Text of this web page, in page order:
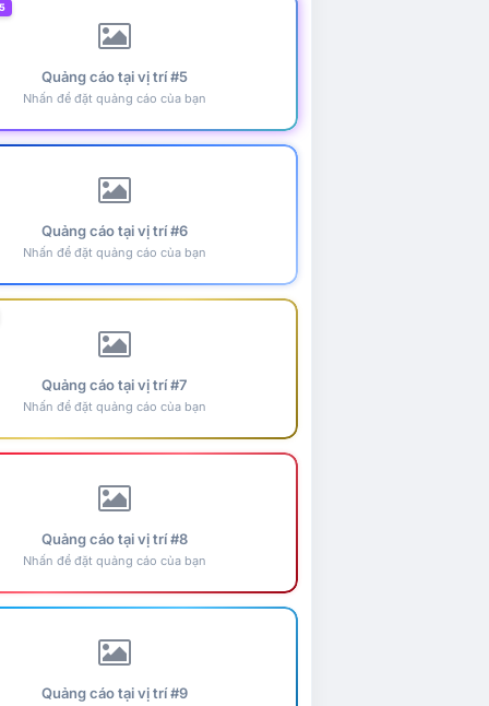
Quảng cáo tại vị trí #5
Nhấn để đặt quảng cáo của bạn
Quảng cáo tại vị trí #6
Nhấn để đặt quảng cáo của bạn
Quảng cáo tại vị trí #7
Nhấn để đặt quảng cáo của bạn
Quảng cáo tại vị trí #8
Nhấn để đặt quảng cáo của bạn
Quảng cáo tại vị trí #9